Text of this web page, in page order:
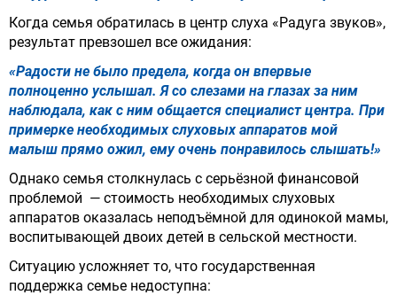
Когда семья обратилась в центр слуха «Радуга звуков»,
результат превзошел все ожидания:
«Радости не было предела, когда он впервые
полноценно услышал. Я со слезами на глазах за ним
наблюдала, как с ним общается специалист центра. При
примерке необходимых слуховых аппаратов мой
малыш прямо ожил, ему очень понравилось слышать!»
Однако семья столкнулась с серьёзной финансовой
проблемой — стоимость необходимых слуховых
аппаратов оказалась неподъёмной для одинокой мамы,
воспитывающей двоих детей в сельской местности.
Ситуацию усложняет то, что государственная
поддержка семье недоступна: